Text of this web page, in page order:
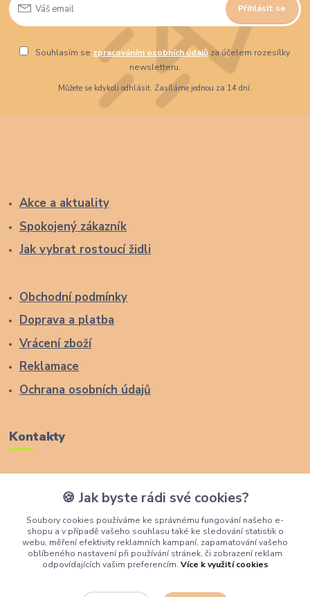
Přihlásit se
Souhlasím se zpracováním osobních údajů za účelem rozesílky
newsletteru.
Můžete se kdykoli odhlásit. Zasíláme jednou za 14 dní.
Akce a aktuality
Spokojený zákazník
Jak vybrat rostoucí židli
Obchodní podmínky
Doprava a platba
Vrácení zboží
Reklamace
Ochrana osobních údajů
Kontakty
+420 774 291 043
info@rostouci-zidle.cz
🍪 Jak byste rádi své cookies?
Soubory cookies používáme ke správnému fungování našeho e-
shopu a v případě vašeho souhlasu také ke sledování statistik o
webu, měření efektivity reklamních kampaní, zapamatování vašeho
oblíbeného nastavení při používání stránek, či zobrazení reklam
odpovídajících vašim preferencím. Více k využití cookies